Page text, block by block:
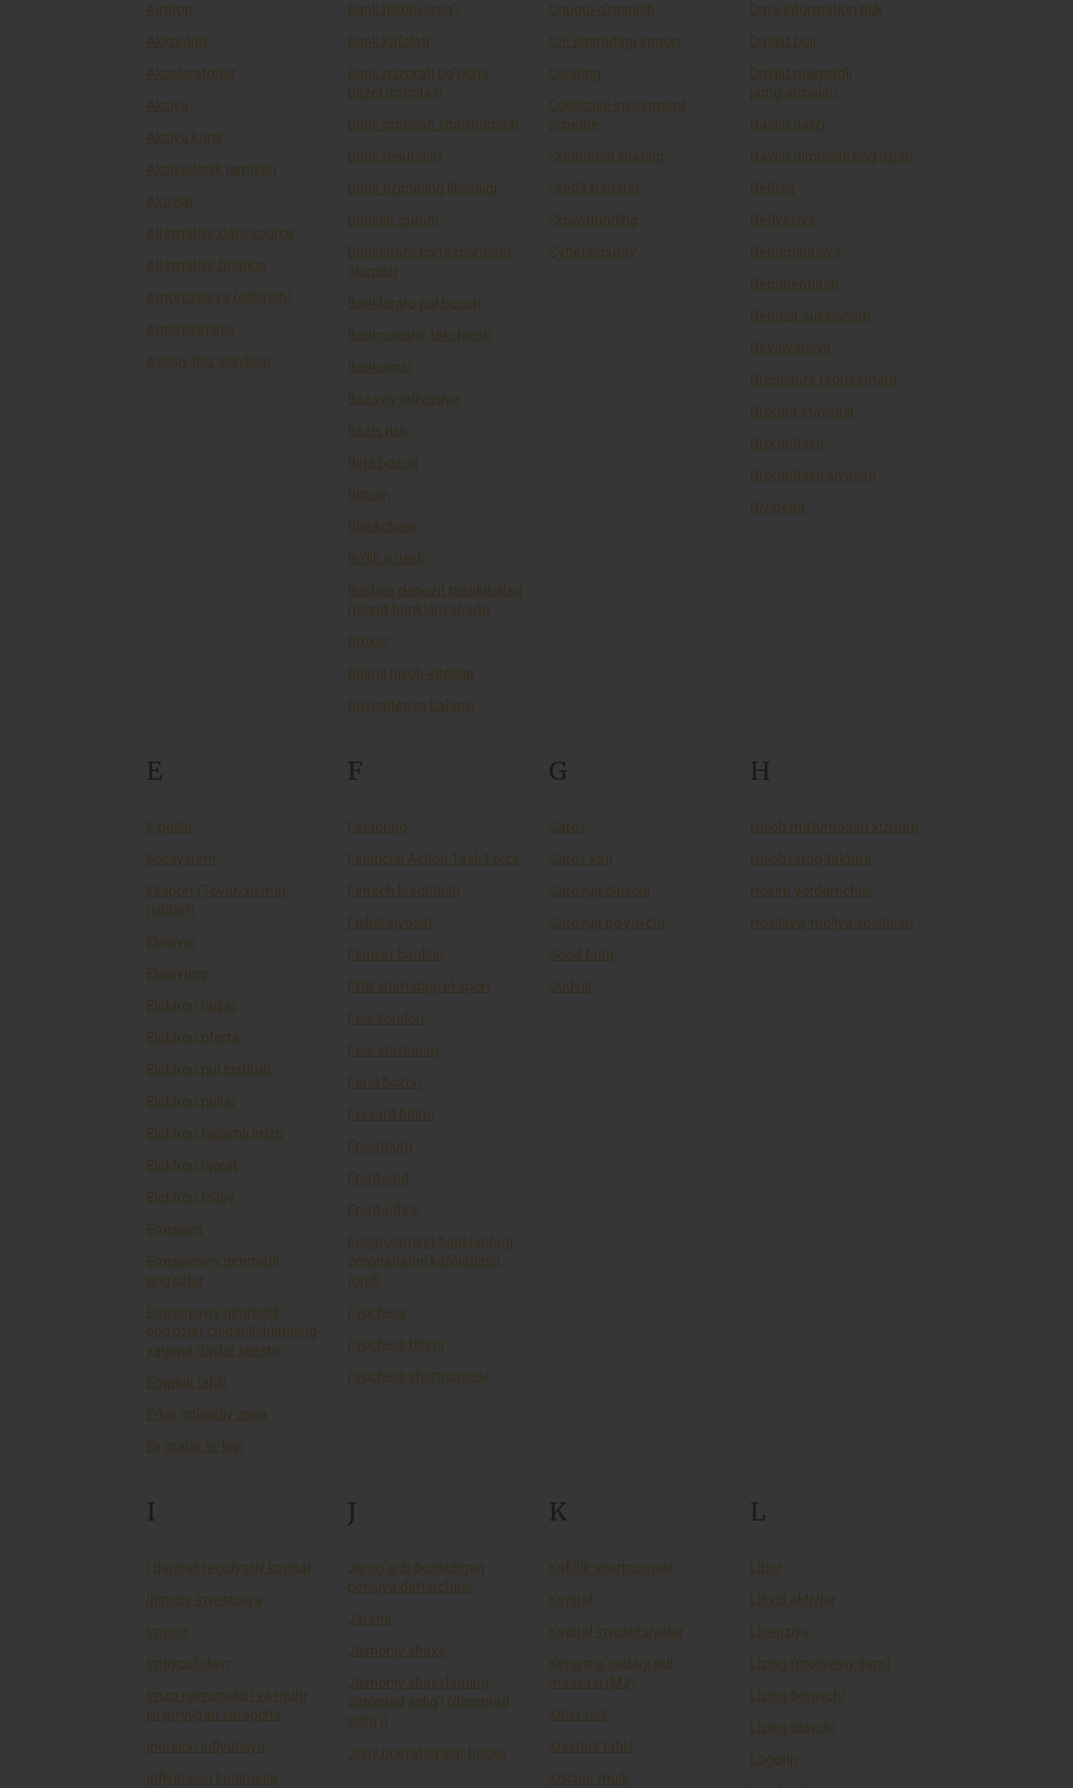
Airdrop
Akkreditiv
Akseleratorlar
Aksiya
Aksiya kursi
Aksiyadorlik jamiyati
Aktivlar
Alternative data source
Alternative finance
Amortizasiya (eskirish)
Amortizatsiya
Asosiy foiz stavkasi
Bank hisobvarag’i
Bank kafolati
Bank nazorati bo'yicha
Bazel qo'mitasi
Bank omonati shartnomasi
Bank resurslari
Bank tizimining likvidligi
Banklar guruhi
Banklararo korrespondent
aloqalar
Banklararo pul bozori
Banknotlarni tekshirish
Bankomat
Bazaviy inflyasiya
Bazis risk
Birja bozori
Bitcoin
Blockchain
Bo’lib to’lash
Boshqa depozit tashkilotlari
(tijorat banklari) sharhi
Broker
Bulutli hisob-kitoblar
Buxgalteriya balansi
Chuqur o'rganish
CIF shartidagi import
Clearing
Collective investment
scheme
Credential sharing
Credit transfer
Crowdfunding
Cybersecurity
Data information risk
Davlat boji
Davlat maqsadli
jamg’armalari
Davlat qarzi
Davlat qimmatli qog’ozlari
Defitsit
Deflyasiya
Denominasiya
Deponentlash
Depozit auksionlari
Devalvatsiya
Disclosure requirement
Diskont stavkasi
Diskontlash
Diskontlash siyosati
Dividend
E
E-pullar
Ecosystem
Eksport (Tovar/xizmat
(ishlar))
Ekvayer
Ekvayring
Elektron hujjat
Elektron oferta
Elektron pul instituti
Elektron pullar
Elektron raqamli imzo
Elektron tijorat
Elektron to’lov
Emissiya
Emissiyaviy qimmatli
qog’ozlar
Emissiyaviy qimmatli
qog’ozlar chiqarilishlarining
yagona davlat reestri
Empirik tahlil
Erkin iqtisodiy zona
Ex gratia toʻlovi
F
Faktoring
Financial Action Task Force
Fintech kreditlash
Fiskal siyosat
Flanker banklar
FOB shartidagi eksport
Foiz koridori
Foiz stavkalari
Fond bozori
Forvard bitimi
Freemium
Front-end
Front-office
Fuqarolarning banklardagi
omonatlarini kafolatlash
fondi
Fyuchers
Fyuchers bitimi
Fyuchers shartnomasi
G
Garov
Garov xati
Garovga oluvchi
Garovga qo’yuvchi
Good faith
Gudvill
H
Hisob ma’lumotlari xizmati
Hisobvaraq-faktura
Hokim yordamchisi
Hosilaviy moliya vositalari
I
I darajali regulyativ kapital
Ijtimoiy investisiya
Import
Imtiyozli davr
Imzo namunalari va muhr
izi qo’yilgan varaqcha
Inersion inflyatsiya
Inflyatsion kutilmalar
J
Jamg’arib boriladigan
pensiya daftarchasi
Jarima
Jismoniy shaxs
Jismoniy shaxslarning
daromad solig’i (daromad
solig’i)
Joriy operatsiyalar hisobi
K
Kafillik shartnomasi
Kapital
Kapital investitsiyalar
Keng ma’nodagi pul
massasi (M2)
Kiber-risk
Klasterli tahlil
Ko’char mulk
L
Libor
Likvid aktivlar
Lisenziya
Lizing (moliyaviy ijara)
Lizing beruvchi
Lizing oluvchi
Logotip